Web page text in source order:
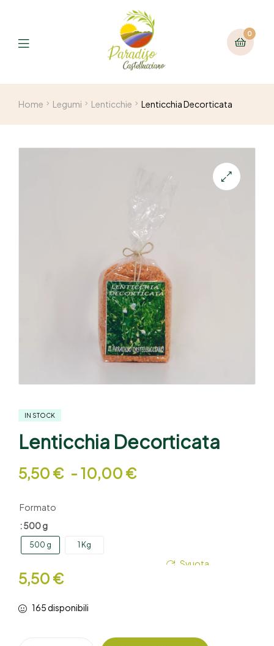
0
Home Legumi Lenticchie Lenticchia Decorticata
IN STOCK
Lenticchia Decorticata
5,50 € - 10,00 €
Formato
: 500 g
500 g 1 Kg
Svuota
5,50 €
165 disponibili